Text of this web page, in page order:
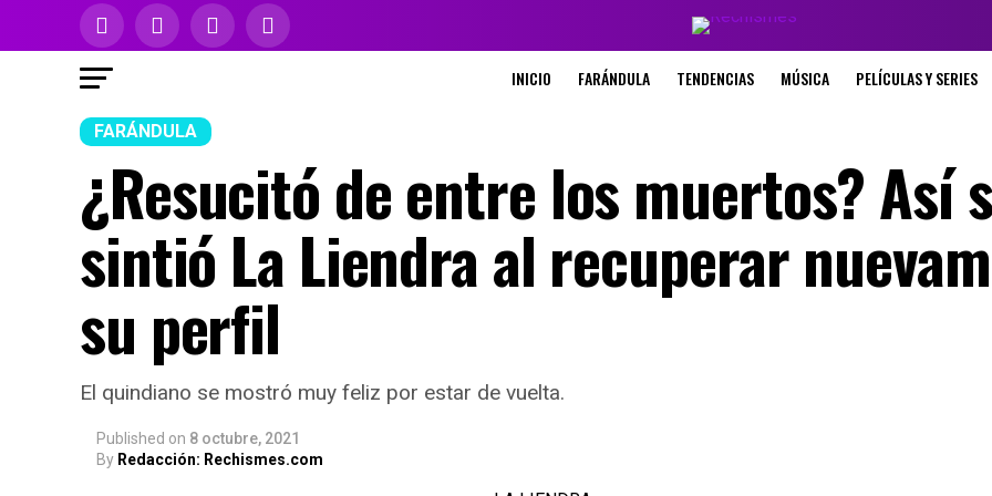
INICIO FARÁNDULA TENDENCIAS MÚSICA PELÍCULAS Y SERIES
FARÁNDULA
¿Resucitó de entre los muertos? Así
sintió La Liendra al recuperar
su perfil
El quindiano se mostró muy feliz por estar de vuelta.
Published on 8 octubre, 2021
By Redacción: Rechismes.com